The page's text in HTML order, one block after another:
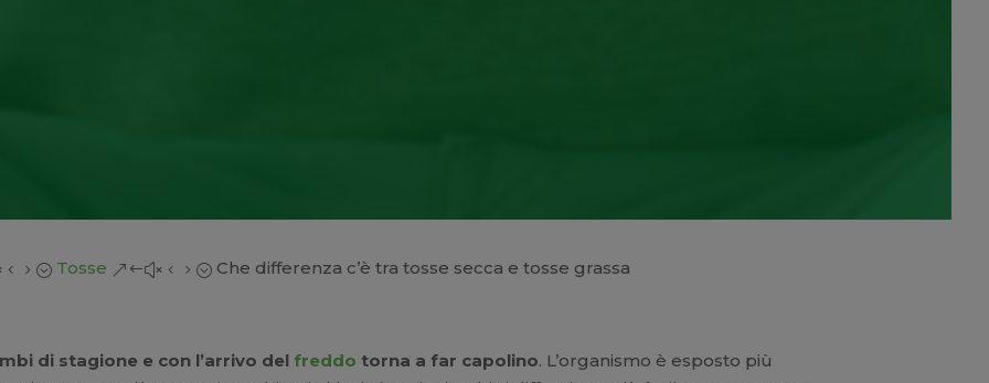
Tosse &#x45; Che differenza c’è tra tosse secca e tosse grassa
di stagione e con l’arrivo del freddo torna a far capolino. L’organismo è esposto più